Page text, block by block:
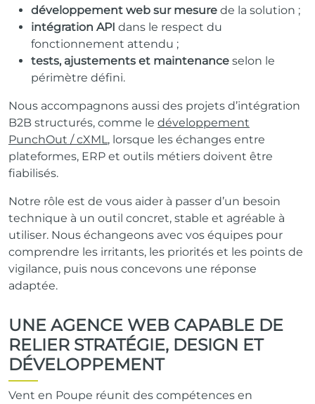
développement web sur mesure de la solution ;
intégration API dans le respect du
fonctionnement attendu ;
tests, ajustements et maintenance selon le
périmètre défini.
Nous accompagnons aussi des projets d’intégration
B2B structurés, comme le développement
PunchOut / cXML , lorsque les échanges entre
plateformes, ERP et outils métiers doivent être
fiabilisés.
Notre rôle est de vous aider à passer d’un besoin
technique à un outil concret, stable et agréable à
utiliser. Nous échangeons avec vos équipes pour
comprendre les irritants, les priorités et les points de
vigilance, puis nous concevons une réponse
adaptée.
UNE AGENCE WEB CAPABLE DE
RELIER STRATÉGIE, DESIGN ET
DÉVELOPPEMENT
Vent en Poupe réunit des compétences en